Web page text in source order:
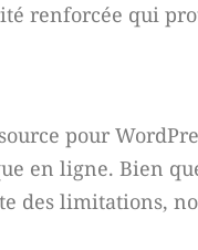
renforcée qui
pour
en ligne. Bien
des limitations,